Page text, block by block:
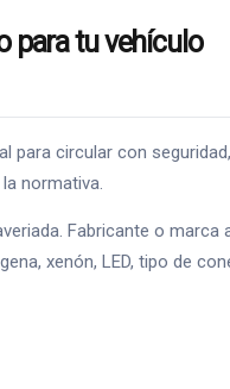
para tu vehículo
para circular con
normativa.
Fabricante o marca
xenón, LED, tipo de